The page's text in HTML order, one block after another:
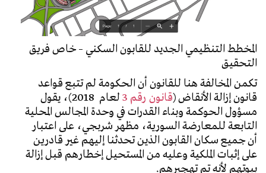
المخطط التنظيمي الجديد للقابون السكني – خاص فريق
التحقيق
تكمن المخالفة هنا للقانون أن الحكومة لم تتبع قواعد
قانون إزالة الأنقاض (قانون رقم 3
لعام 2018)، يقول
مسؤول الحوكمة وبناء القدرات في وحدة المجالس المحلية
التابعة للمعارضة السورية، مظهر شربجي، على اعتبار
أن جميع سكان القابون الذين تحدثنا إليهم غير قادرين
على إثبات الملكية وعليه من المستحيل إخطارهم قبل إزالة
بيوتهم لأنه تم تهجيرهم.